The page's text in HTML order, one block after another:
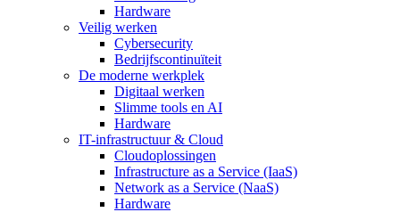
Hardware
Veilig werken
Cybersecurity
Bedrijfscontinuïteit
De moderne werkplek
Digitaal werken
Slimme tools en AI
Hardware
IT-infrastructuur & Cloud
Cloudoplossingen
Infrastructure as a Service (IaaS)
Network as a Service (NaaS)
Hardware